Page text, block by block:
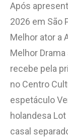
Após
2026 em São
Melhor ator a
Melhor
recebe pela
no Centro
espetáculo
holandesa
casal